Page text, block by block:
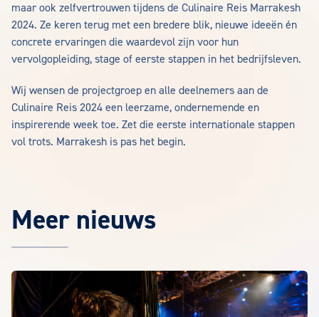
maar ook zelfvertrouwen tijdens de Culinaire Reis Marrakesh
2024. Ze keren terug met een bredere blik, nieuwe ideeën én
concrete ervaringen die waardevol zijn voor hun
vervolgopleiding, stage of eerste stappen in het bedrijfsleven.
Wij wensen de projectgroep en alle deelnemers aan de
Culinaire Reis 2024 een leerzame, ondernemende en
inspirerende week toe. Zet die eerste internationale stappen
vol trots. Marrakesh is pas het begin.
Meer nieuws